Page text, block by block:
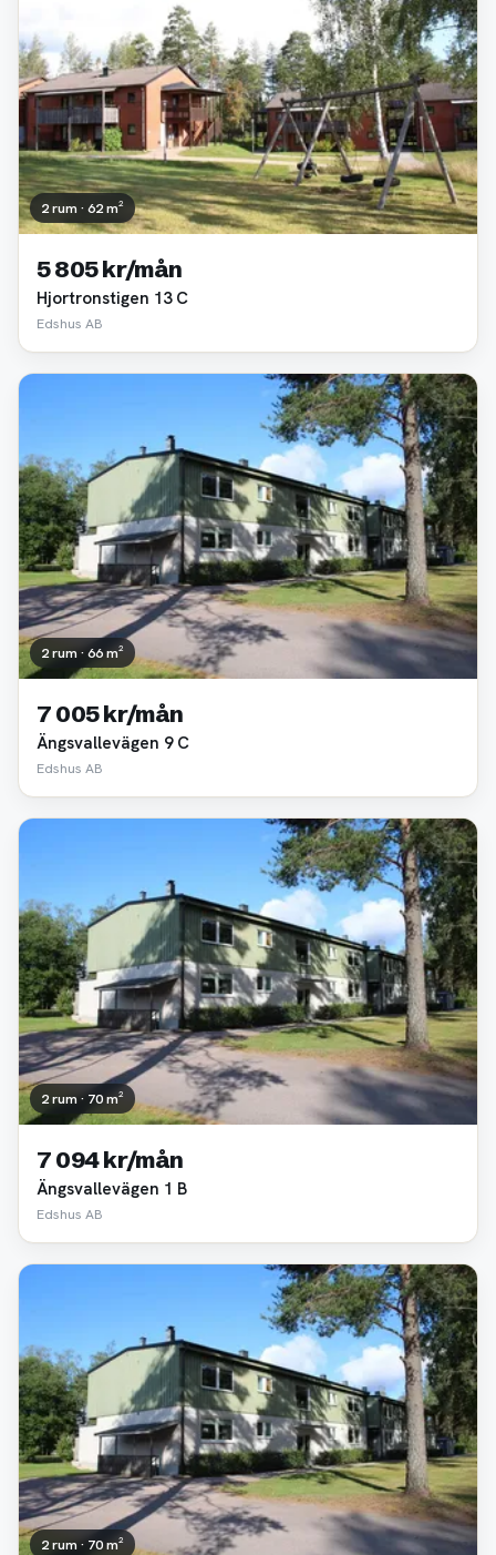
2 rum · 62 m²
5 805 kr/mån
Hjortronstigen 13 C
Edshus AB
2 rum · 66 m²
7 005 kr/mån
Ängsvallevägen 9 C
Edshus AB
2 rum · 70 m²
7 094 kr/mån
Ängsvallevägen 1 B
Edshus AB
2 rum · 70 m²